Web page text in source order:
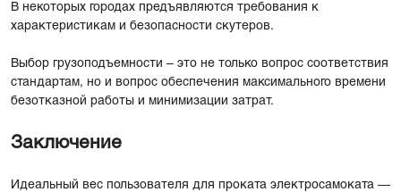
В некоторых городах предъявляются требования к
характеристикам и безопасности скутеров.
Выбор грузоподъемности – это не только вопрос соответствия
стандартам, но и вопрос обеспечения максимального времени
безотказной работы и минимизации затрат.
Заключение
Идеальный вес пользователя для проката электросамоката —